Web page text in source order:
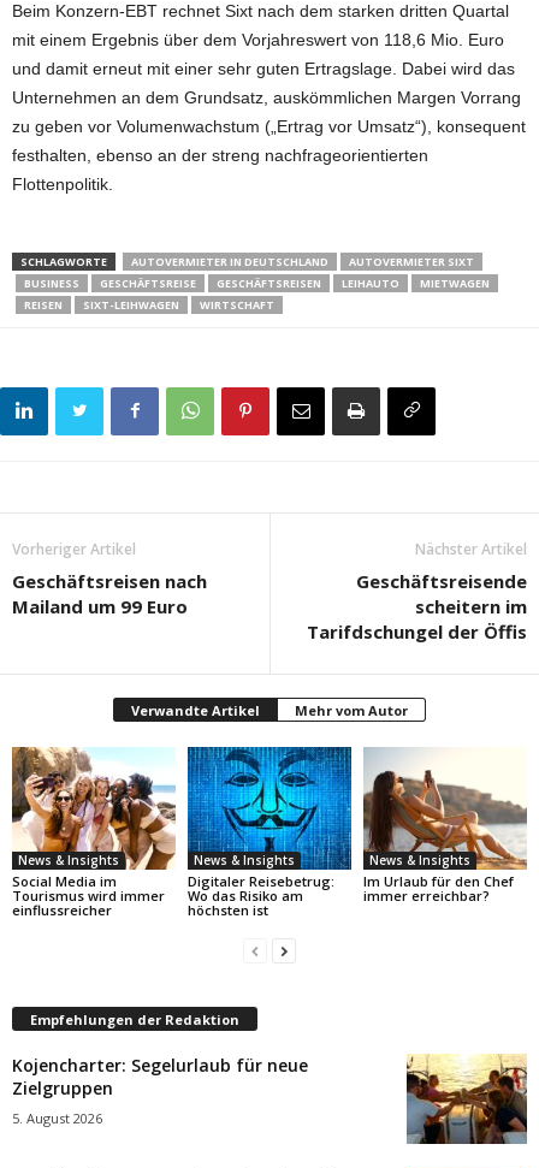
Beim Konzern-EBT rechnet Sixt nach dem starken dritten Quartal
mit einem Ergebnis über dem Vorjahreswert von 118,6 Mio. Euro
und damit erneut mit einer sehr guten Ertragslage. Dabei wird das
Unternehmen an dem Grundsatz, auskömmlichen Margen Vorrang
zu geben vor Volumenwachstum („Ertrag vor Umsatz“), konsequent
festhalten, ebenso an der streng nachfrageorientierten
Flottenpolitik.
SCHLAGWORTE AUTOVERMIETER IN DEUTSCHLAND
AUTOVERMIETER SIXT
BUSINESS
GESCHÄFTSREISE GESCHÄFTSREISEN LEIHAUTO
MIETWAGEN
REISEN
SIXT-LEIHWAGEN WIRTSCHAFT
Vorheriger Artikel
Geschäftsreisen nach
Mailand um 99 Euro
Nächster Artikel
Geschäftsreisende
scheitern im
Tarifdschungel der Öffis
Verwandte Artikel Mehr vom Autor
News & Insights
Social Media im
Tourismus wird immer
einflussreicher
News & Insights
Digitaler Reisebetrug:
Wo das Risiko am
höchsten ist
News & Insights
Im Urlaub für den Chef
immer erreichbar?
Empfehlungen der Redaktion
Kojencharter: Segelurlaub für neue
Zielgruppen
5. August 2026